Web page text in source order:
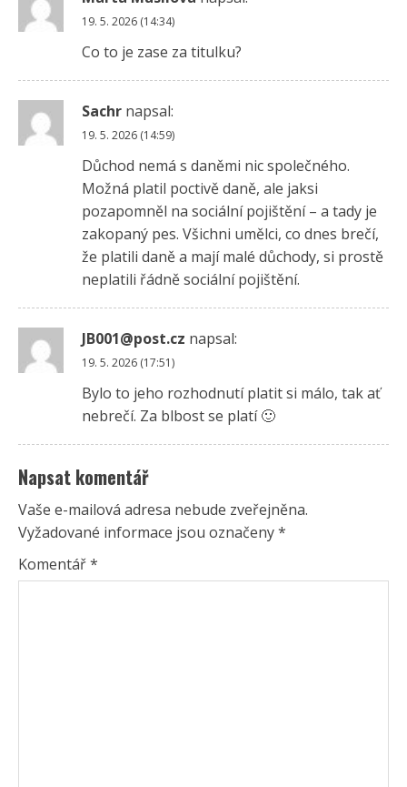
19. 5. 2026 (14:34)
Co to je zase za titulku?
Sachr napsal:
19. 5. 2026 (14:59)
Důchod nemá s daněmi nic společného.
Možná platil poctivě daně, ale jaksi
pozapomněl na sociální pojištění – a tady je
zakopaný pes. Všichni umělci, co dnes brečí,
že platili daně a mají malé důchody, si prostě
neplatili řádně sociální pojištění.
JB001@post.cz napsal:
19. 5. 2026 (17:51)
Bylo to jeho rozhodnutí platit si málo, tak ať
nebrečí. Za blbost se platí 🙂
Napsat komentář
Vaše e-mailová adresa nebude zveřejněna.
Vyžadované informace jsou označeny*
Komentář*